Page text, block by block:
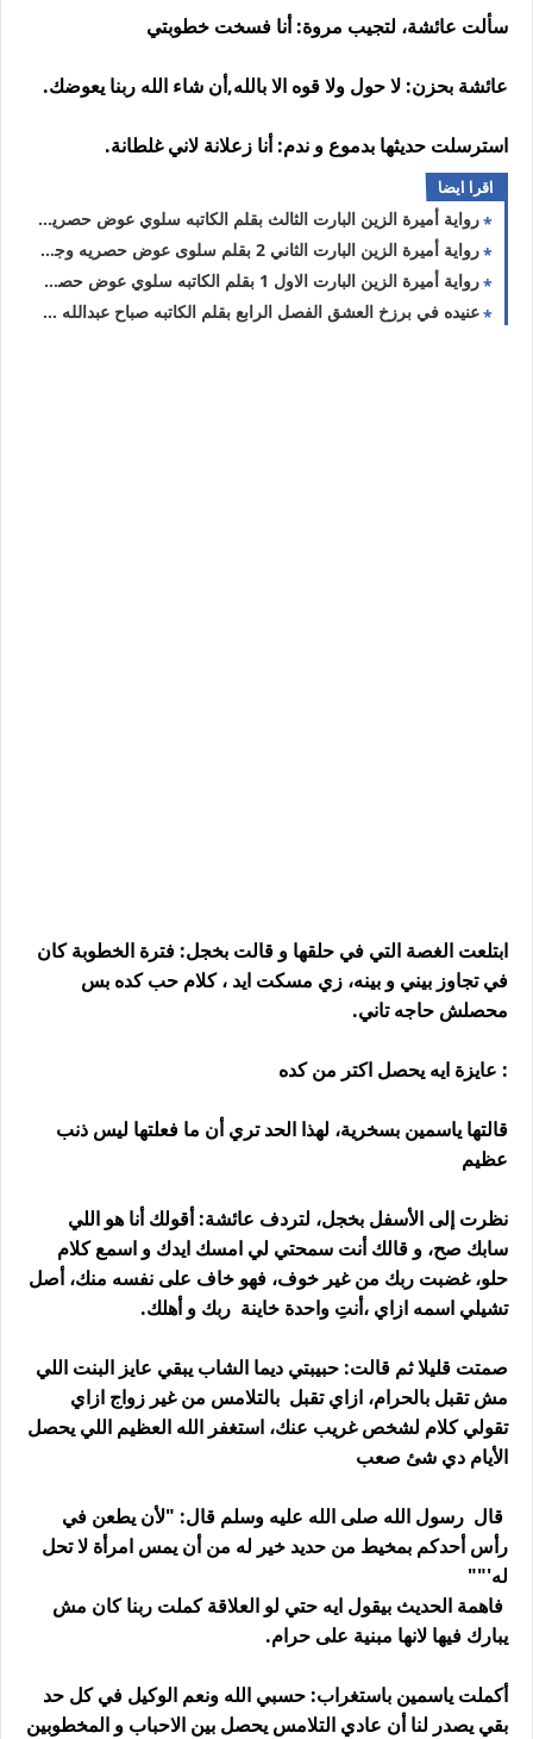
سألت عائشة، لتجيب مروة: أنا فسخت خطوبتي
عائشة بحزن: لا حول ولا قوه الا بالله,أن شاء الله ربنا يعوضك.
استرسلت حديثها بدموع و ندم: أنا زعلانة لاني غلطانة.
اقرا ايضا
رواية أميرة الزين البارت الثالث بقلم الكاتبه سلوي عوض حصريه وجديده
رواية أميرة الزين البارت الثاني 2 بقلم سلوى عوض حصريه وجديده
رواية أميرة الزين البارت الاول 1 بقلم الكاتبه سلوي عوض حصريه وجديده
عنيده في برزخ العشق الفصل الرابع بقلم الكاتبه صباح عبدالله حصريه وجديده
ابتلعت الغصة التي في حلقها و قالت بخجل: فترة الخطوبة كان
في تجاوز بيني و بينه، زي مسكت ايد ، كلام حب كده بس
محصلش حاجه تاني.
: عايزة ايه يحصل اكتر من كده
قالتها ياسمين بسخرية، لهذا الحد تري أن ما فعلتها ليس ذنب
عظيم
نظرت إلى الأسفل بخجل، لتردف عائشة: أقولك أنا هو اللي
سابك صح، و قالك أنت سمحتي لي امسك ايدك و اسمع كلام
حلو، غضبت ربك من غير خوف، فهو خاف على نفسه منك، أصل
تشيلي اسمه ازاي ،أنتِ واحدة خاينة ربك و أهلك.
صمتت قليلا ثم قالت: حبيبتي ديما الشاب يبقي عايز البنت اللي
مش تقبل بالحرام، ازاي تقبل بالتلامس من غير زواج ازاي
تقولي كلام لشخص غريب عنك، استغفر الله العظيم اللي يحصل
الأيام دي شئ صعب
قال رسول الله صلى الله عليه وسلم قال: "لأن يطعن في
رأس أحدكم بمخيط من حديد خير له من أن يمس امرأة لا تحل
له'""
فاهمة الحديث بيقول ايه حتي لو العلاقة كملت ربنا كان مش
يبارك فيها لانها مبنية على حرام.
أكملت ياسمين باستغراب: حسبي الله ونعم الوكيل في كل حد
بقي يصدر لنا أن عادي التلامس يحصل بين الاحباب و المخطوبين